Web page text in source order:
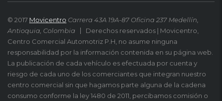
© 2017 Movicentro Carrera 43A 19A-87 Oficina 237 Medellín,
Antioquia, Colombia
Derechos reservados | Movicentro,
Centro Comercial Automotriz P.H, no asume ninguna
responsabilidad por la información contenida en su página web.
La publicación de cada vehículo es efectuada por cuenta y
riesgo de cada uno de los comerciantes que integran nuestro
centro comercial sin que hagamos parte alguna de la cadena
consumo conforme la ley 1480 de 2011, percibamos comisión o